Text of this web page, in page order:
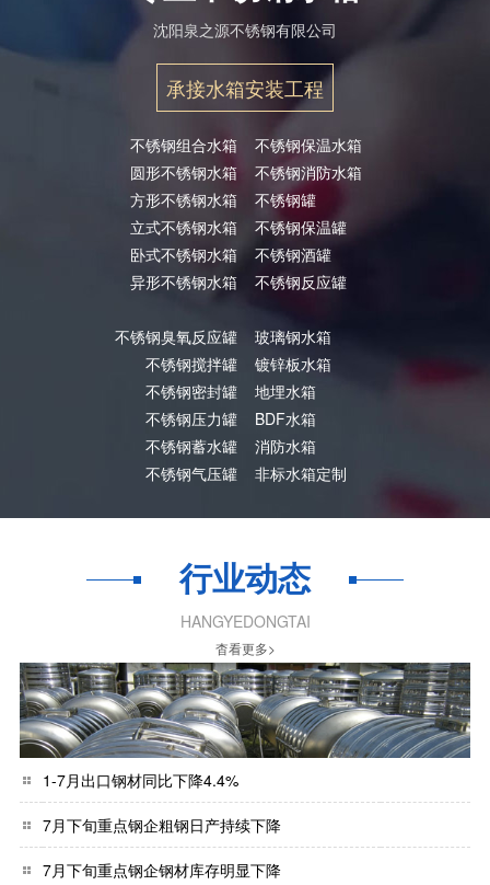
沈阳泉之源不锈钢有限公司
承接水箱安装工程
不锈钢组合水箱
圆形不锈钢水箱
方形不锈钢水箱
立式不锈钢水箱
卧式不锈钢水箱
异形不锈钢水箱
不锈钢臭氧反应罐
不锈钢搅拌罐
不锈钢密封罐
不锈钢压力罐
不锈钢蓄水罐
不锈钢气压罐
不锈钢保温水箱
不锈钢消防水箱
不锈钢罐
不锈钢保温罐
不锈钢酒罐
不锈钢反应罐
玻璃钢水箱
镀锌板水箱
地埋水箱
BDF水箱
消防水箱
非标水箱定制
行业动态
HANGYEDONGTAI
杳看更多>
1-7月出口钢材同比下降4.4%
7月下旬重点钢企粗钢日产持续下降
7月下旬重点钢企钢材库存明显下降